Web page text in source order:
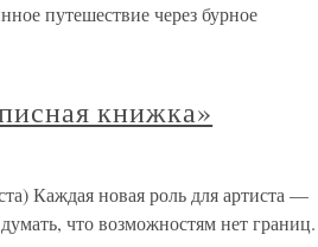
путешествие через бурное
книжка»
Каждая новая роль для артиста —
что возможностям нет границ.